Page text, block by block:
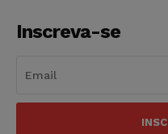
Inscreva-se